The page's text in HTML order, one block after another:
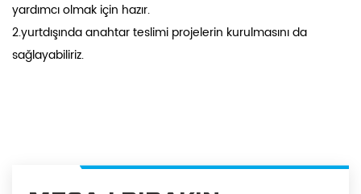
yardımcı olmak için hazır.
2.yurtdışında anahtar teslimi projelerin kurulmasını da
sağlayabiliriz.